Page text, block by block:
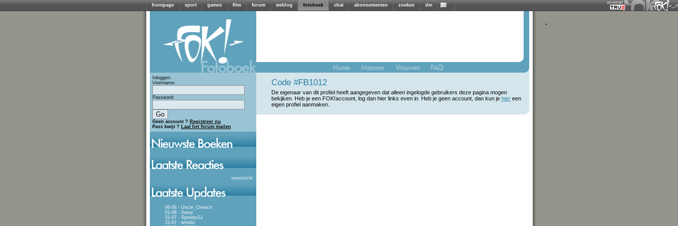
frontpage sport games film forum weblog fotoboek chat abonnementen zoeken dm
Inloggen:
Username:
Password:
Geen account ? Registreer nu
Pass kwijt ? Laat het forum mailen
»overzicht
06-08 - Uncle_Cheech
01-08 - Soury
31-07 - SpeedyGJ
22-07 - wimbo
Code #FB1012
De eigenaar van dit profiel heeft aangegeven dat alleen ingelogde gebruikers deze pagina mogen
bekijken. Heb je een FOK!account, log dan hier links even in. Heb je geen account, dan kun je hier een
eigen profiel aanmaken.